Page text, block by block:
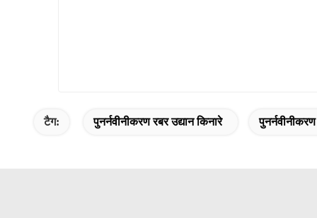
टैग: पुनर्नवीनीकरण रबर उद्यान किनारे